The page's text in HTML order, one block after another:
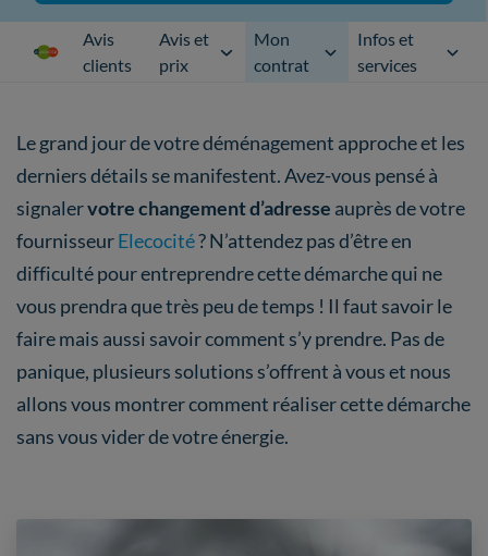
Avis
clients
Avis et
prix
Mon
contrat
Infos et
services
Le grand jour de votre déménagement approche et les
derniers détails se manifestent. Avez-vous pensé à
signalervotre changement d’adresse auprès de votre
fournisseurElecocité? N’attendez pas d’être en
difficulté pour entreprendre cette démarche qui ne
vous prendra que très peu de temps ! Il faut savoir le
faire mais aussi savoir comment s’y prendre. Pas de
panique, plusieurs solutions s’offrent à vous et nous
allons vous montrer comment réaliser cette démarche
sans vous vider de votre énergie.